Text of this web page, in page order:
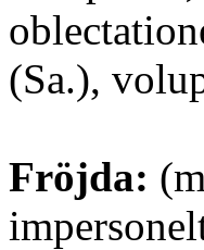
(Sa.),
Fröjda: